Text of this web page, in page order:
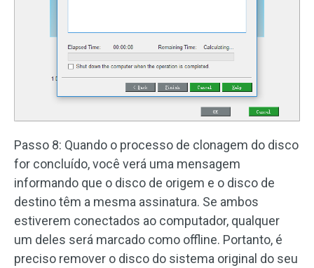
Passo 8: Quando o processo de clonagem do disco
for concluído, você verá uma mensagem
informando que o disco de origem e o disco de
destino têm a mesma assinatura. Se ambos
estiverem conectados ao computador, qualquer
um deles será marcado como offline. Portanto, é
preciso remover o disco do sistema original do seu